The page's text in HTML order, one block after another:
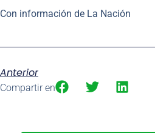
Con información de La Nación
Anterior
Compartir en